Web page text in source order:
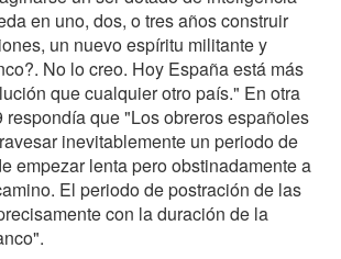
en uno, dos, o tres años construir
un nuevo espíritu militante y
No lo creo. Hoy España está más
que cualquier otro país." En otra
respondía que "Los obreros españoles
inevitablemente un periodo de
empezar lenta pero obstinadamente a
El periodo de postración de las
con la duración de la